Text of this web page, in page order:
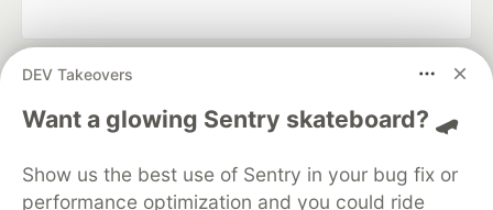
DEV Takeovers
Want a glowing Sentry skateboard? 🛹
Show us the best use of Sentry in your bug fix or
performance optimization and you could ride
DEV Community
— A space to discuss and keep up software
development and manage your software career
Home
DEV Challenges DEV++
Videos
Organization Accounts
DEV Showcase About
Contact
Free Postgres Database
DEV Shop MLH